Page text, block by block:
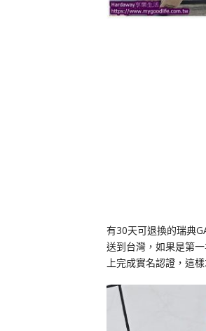
有30天可退換的瑞典
送到台灣，如果是第
上完成實名認證，這